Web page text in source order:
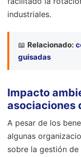
industriales.
📖 Relacionado:
guisadas
Impacto
asociaciones
A pesar de los
algunas
sobre la gestión